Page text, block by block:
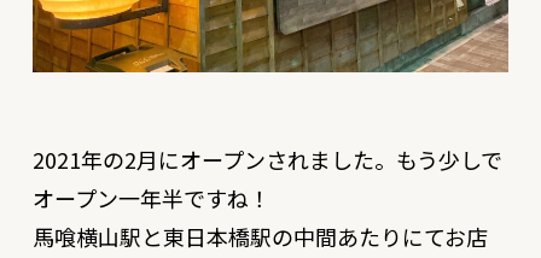
2021年の2月にオープンされました。もう少しで
オープン一年半ですね！
馬喰横山駅と東日本橋駅の中間あたりにてお店